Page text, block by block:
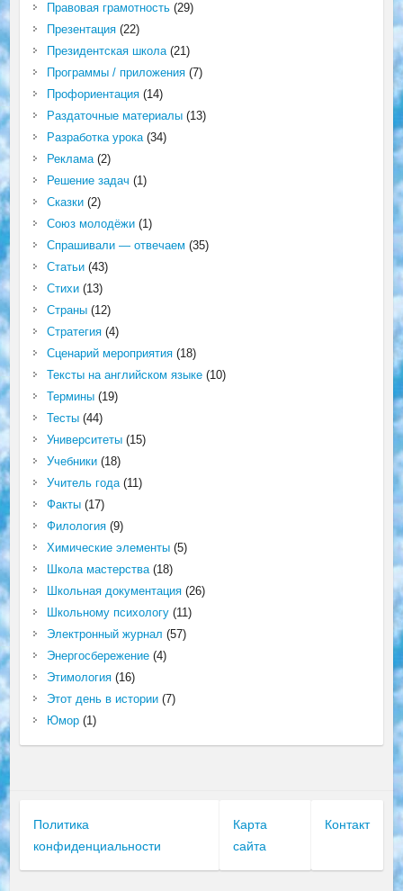
Правовая грамотность(29)
Презентация(22)
Президентская школа(21)
Программы / приложения(7)
Профориентация(14)
Раздаточные материалы(13)
Разработка урока(34)
Реклама(2)
Решение задач (1)
Сказки(2)
Союз молодёжи(1)
Спрашивали — отвечаем (35)
Статьи(43)
Стихи(13)
Страны(12)
Стратегия(4)
Сценарий мероприятия(18)
Тексты на английском языке(10)
Термины(19)
Тесты(44)
Университеты(15)
Учебники(18)
Учитель года(11)
Факты(17)
Филология(9)
Химические элементы(5)
Школа мастерства(18)
Школьная документация(26)
Школьному психологу(11)
Электронный журнал (57)
Энергосбережение(4)
Этимология(16)
Этот день в истории(7)
Юмор(1)
Политика
конфиденциальности
Карта
сайта
Контакт